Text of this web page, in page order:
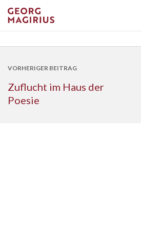
VORHERIGER BEITRAG
Zuflucht im Haus der
Poesie